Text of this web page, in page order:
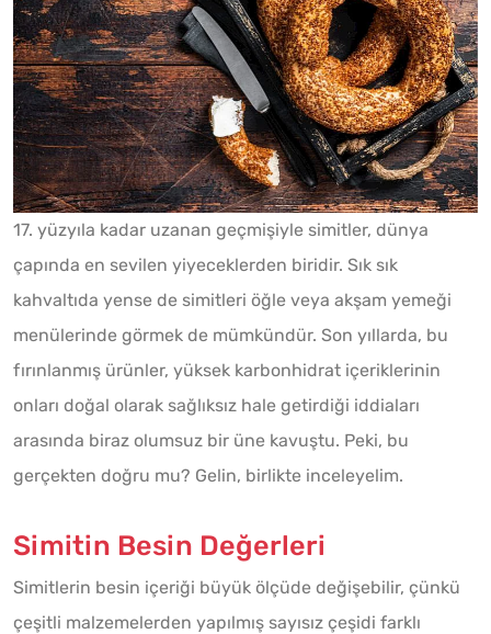
17. yüzyıla kadar uzanan geçmişiyle simitler, dünya
çapında en sevilen yiyeceklerden biridir. Sık sık
kahvaltıda yense de simitleri öğle veya akşam yemeği
menülerinde görmek de mümkündür. Son yıllarda, bu
fırınlanmış ürünler, yüksek karbonhidrat içeriklerinin
onları doğal olarak sağlıksız hale getirdiği iddiaları
arasında biraz olumsuz bir üne kavuştu. Peki, bu
gerçekten doğru mu? Gelin, birlikte inceleyelim.
Simitin Besin Değerleri
Simitlerin besin içeriği büyük ölçüde değişebilir, çünkü
çeşitli malzemelerden yapılmış sayısız çeşidi farklı